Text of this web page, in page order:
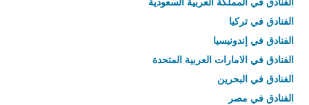
الفنادق في تركيا
الفنادق في إندونيسيا
الفنادق في الامارات العربية المتحدة
الفنادق في البحرين
الفنادق في مصر